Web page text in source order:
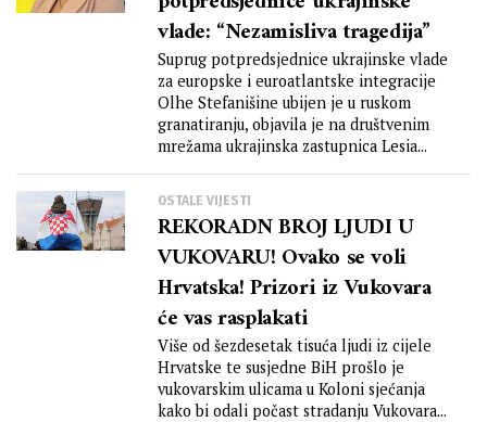
vlade: “Nezamisliva tragedija”
Suprug potpredsjednice ukrajinske vlade
za europske i euroatlantske integracije
Olhe Stefanišine ubijen je u ruskom
granatiranju, objavila je na društvenim
mrežama ukrajinska zastupnica Lesia...
OSTALE VIJESTI
REKORADN BROJ LJUDI U
VUKOVARU! Ovako se voli
Hrvatska! Prizori iz Vukovara
će vas rasplakati
Više od šezdesetak tisuća ljudi iz cijele
Hrvatske te susjedne BiH prošlo je
vukovarskim ulicama u Koloni sjećanja
kako bi odali počast stradanju Vukovara...